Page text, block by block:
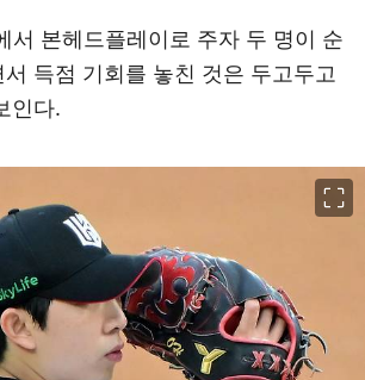
서 본헤드플레이로 주자 두 명이 순
득점 기회를 놓친 것은 두고두고
인다.